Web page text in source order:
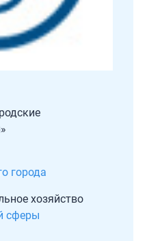
города
хозяйство
сферы